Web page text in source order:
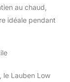
ou
les
tous,
au chaud,
idéale pendant
le Lauben Low